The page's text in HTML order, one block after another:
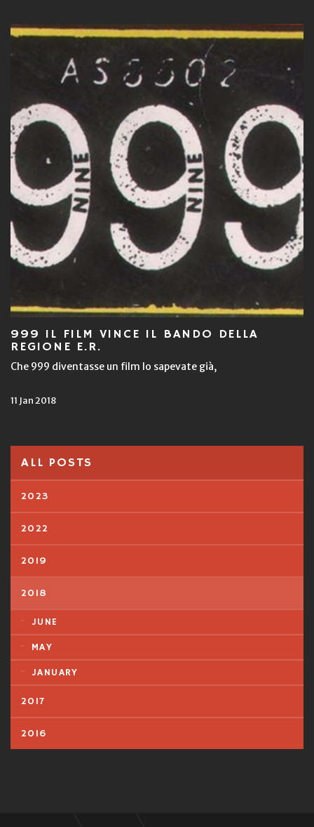
999 IL FILM VINCE IL BANDO DELLA
REGIONE E.R.
Che 999 diventasse un film lo sapevate già,
11 Jan 2018
ALL POSTS
2023
2022
2019
2018
JUNE
MAY
JANUARY
2017
2016